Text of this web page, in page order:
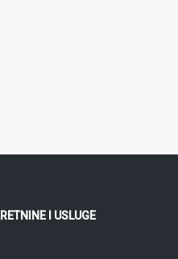
I USLUGE